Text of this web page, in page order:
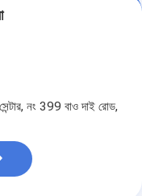
নং 399 বাও দাই রোড,